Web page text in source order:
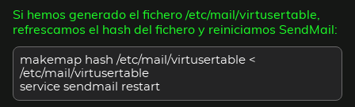
Si hemos generado el fichero /etc/mail/virtusertable,
refrescamos el hash del fichero y reiniciamos SendMail:
makemap hash /etc/mail/virtusertable <
/etc/mail/virtusertable
service sendmail restart